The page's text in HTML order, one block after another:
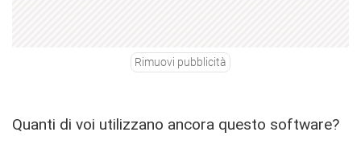
Rimuovi pubblicità
Quanti di voi utilizzano ancora questo software?